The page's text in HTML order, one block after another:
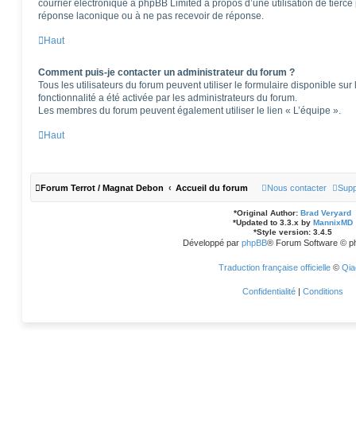
courrier électronique à phpBB Limited à propos d’une utilisation de
réponse laconique ou à ne pas recevoir de réponse.
Haut
Comment puis-je contacter un administrateur du forum ?
Tous les utilisateurs du forum peuvent utiliser le formulaire disponible
fonctionnalité a été activée par les administrateurs du forum.
Les membres du forum peuvent également utiliser le lien « L’équipe ».
Haut
Forum Terrot / Magnat Debon Accueil du forum Nous contacter
*Original Author: Brad Veryard
*Updated to 3.3.x by MannixMD
*Style version: 3.4.5
Développé par phpBB® Forum Software ©
Traduction française officielle©
Confidentialité | Conditions